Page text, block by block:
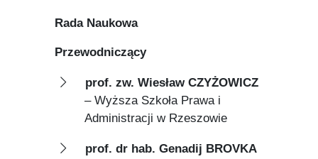
Rada Naukowa
Przewodniczący
prof. zw. Wiesław CZYŻOWICZ
– Wyższa Szkoła Prawa i
Administracji w Rzeszowie
prof. dr hab. Genadij BROVKA